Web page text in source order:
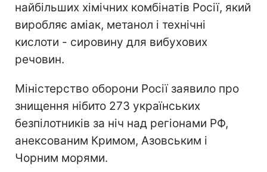
найбільших хімічних комбінатів Росії, який
виробляє аміак, метанол і технічні
кислоти - сировину для вибухових
речовин.
Міністерство оборони Росії заявило про
знищення нібито 273 українських
безпілотників за ніч над регіонами РФ,
анексованим Кримом, Азовським і
Чорним морями.